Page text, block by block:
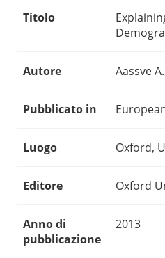
Titolo
Autore Aassve
Pubblicato in
Luogo Oxford,
Editore Oxford
Anno di
pubblicazione
2013